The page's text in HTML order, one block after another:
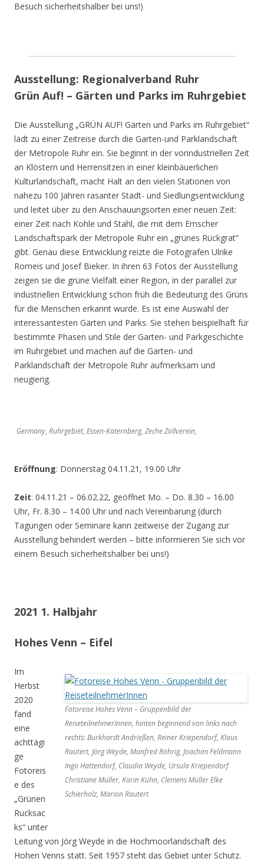
Besuch sicherheitshalber bei uns!)
Ausstellung: Regionalverband Ruhr
Grün Auf! – Gärten und Parks im Ruhrgebiet
Die Ausstellung „GRÜN AUF! Gärten und Parks im Ruhrgebiet“
lädt zu einer Zeitreise durch die Garten-und Parklandschaft
der Metropole Ruhr ein. Sie beginnt in der vorindustriellen Zeit
an Klöstern und Herrensitzen in einer kleinbäuerlichen
Kulturlandschaft, macht Halt an den vielen Stationen von
nahezu 100 Jahren rasanter Stadt- und Siedlungsentwicklung
und leitet über zu den Anschauungsorten einer neuen Zeit:
einer Zeit nach Kohle und Stahl, die mit dem Emscher
Landschaftspark der Metropole Ruhr ein „grünes Rückgrat“
gibt. Genau diese Entwicklung reizte die Fotografen Ulrike
Romeis und Josef Bieker. In ihren 63 Fotos der Ausstellung
zeigen sie die grüne Vielfalt einer Region, in der parallel zur
industriellen Entwicklung schon früh die Bedeutung des Grüns
für die Menschen erkannt wurde. Es ist eine Auswahl der
interessantesten Gärten und Parks. Sie stehen beispielhaft für
bestimmte Phasen und Stile der Garten- und Parkgeschichte
im Ruhrgebiet und machen auf die Garten- und
Parklandschaft der Metropole Ruhr aufmerksam und
neugierig.
Germany, Ruhrgebiet, Essen-Katernberg, Zeche Zollverein,
Eröffnung: Donnerstag 04.11.21, 19.00 Uhr
Zeit: 04.11.21 – 06.02.22, geöffnet Mo. – Do. 8.30 – 16.00
Uhr, Fr. 8.30 – 14.00 Uhr und nach Vereinbarung (durch
Tagungen oder Seminare kann zeitweise der Zugang zur
Ausstellung behindert werden – bitte informieren Sie sich vor
einem Besuch sicherheitshalber bei uns!)
2021 1. Halbjahr
Hohes Venn – Eifel
Fotoreise Hohes Venn – Gruppenbild der
ReiseteilnehmerInnen, hinten beginnend von links nach
rechts: Burkhardt Andrießen, Reiner Kriependorf, Klaus
Rautert, Jörg Weyde, Manfred Röhrig, Joachim Feldmann
Ingo Hattendorf, Claudia Weyde, Ursula Kriependorf
Christiane Müller, Karin Kühn, Clemens Müller Elke
Schierholz, Marion Rautert
Im
Herbst
2020
fand
eine
achttägi
ge
Fotoreis
e des
„Grünen
Rucksac
ks“ unter
Leitung von Jörg Weyde in die Hochmoorlandschaft des
Hohen Venns statt. Seit 1957 steht das Gebiet unter Schutz.